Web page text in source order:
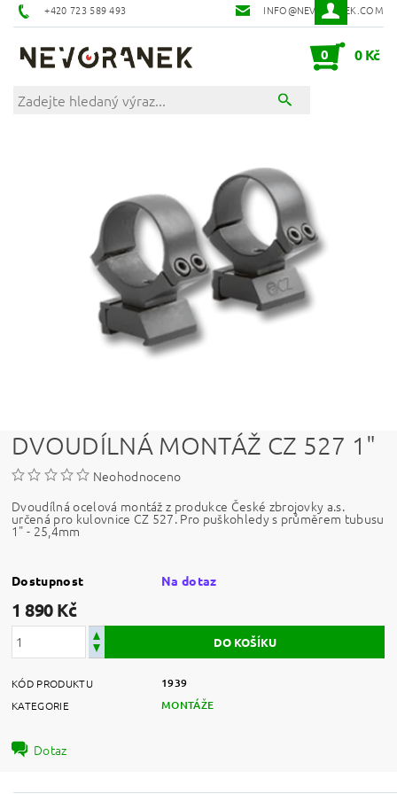
+420 723 589 493 INFO@NEVORANEK.COM
0 0 Kč
DVOUDÍLNÁ MONTÁŽ CZ 527 1"
Neohodnoceno
Dvoudílná ocelová montáž z produkce České zbrojovky a.s.
určená pro kulovnice CZ 527. Pro puškohledy s průměrem tubusu
1" - 25,4mm
Dostupnost Na dotaz
1 890 Kč
KÓD PRODUKTU 1939
KATEGORIE MONTÁŽE
Dotaz